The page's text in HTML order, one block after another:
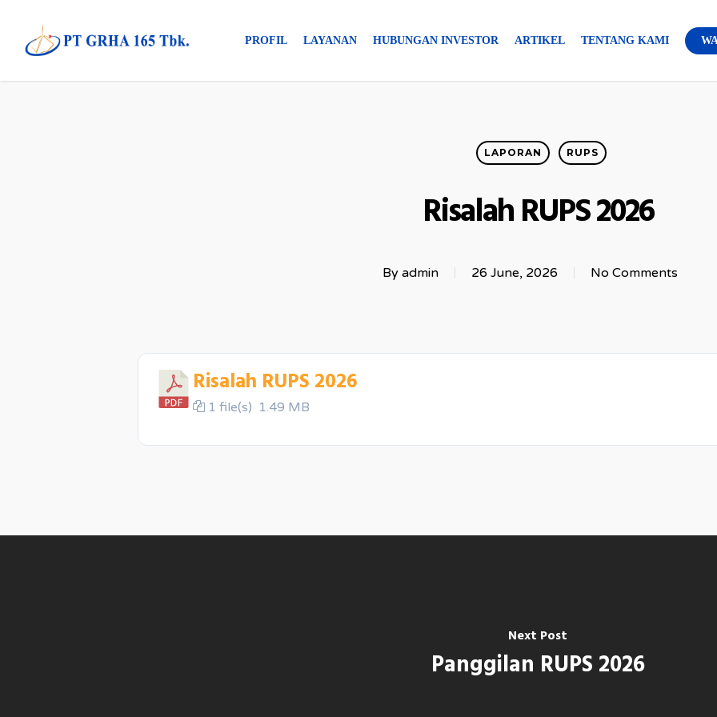
content
PROFIL LAYANAN HUBUNGAN INVESTOR ARTIKEL TENTANG KAMI
LAPORAN RUPS
Risalah RUPS 2026
By admin 26 June, 2026 No Comments
Risalah RUPS 2026
1 file(s) 1.49 MB
Next Post
Panggilan RUPS 2026